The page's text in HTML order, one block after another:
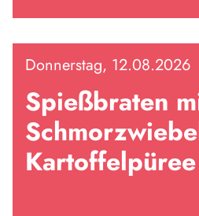
Donnerstag, 12.08.2026
Spießbraten
Kartoffelpüree